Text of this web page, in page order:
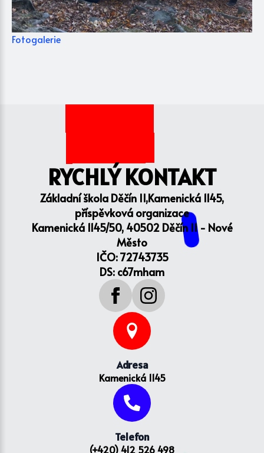
Fotogalerie
RYCHLÝ KONTAKT
Základní škola Děčín II,Kamenická 1145,
příspěvková organizace
Kamenická 1145/50, 40502 Děčín II - Nové
Město
IČO: 72743735
DS: c67mham
Adresa
Kamenická 1145
Telefon
(+420) 412 526 498